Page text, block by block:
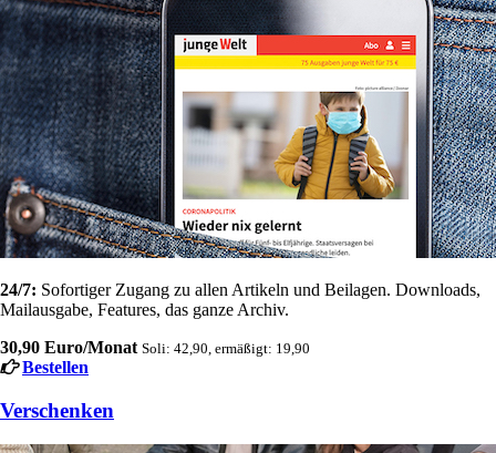
24/7: Sofortiger Zugang zu allen Artikeln und Beilagen. Downloads,
Mailausgabe, Features, das ganze Archiv.
30,90 Euro/Monat Soli: 42,90, ermäßigt: 19,90
Bestellen
Verschenken